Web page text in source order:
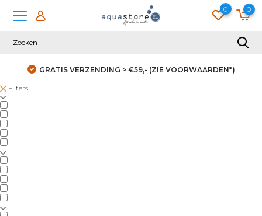
0 0
GRATIS VERZENDING > €59,- (ZIE VOORWAARDEN*)
Filters